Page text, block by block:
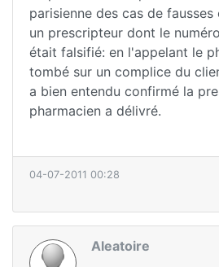
parisienne des cas de
un prescripteur dont le
était falsifié: en l'appelant le
tombé sur un complice du
a bien entendu confirmé la
pharmacien a délivré.
04-07-2011 00:28
Aleatoire